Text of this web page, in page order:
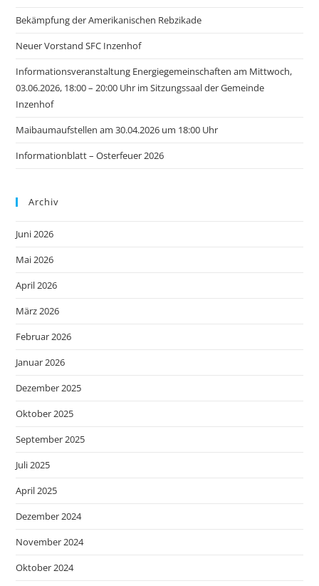
Bekämpfung der Amerikanischen Rebzikade
Neuer Vorstand SFC Inzenhof
Informationsveranstaltung Energiegemeinschaften am Mittwoch,
03.06.2026, 18:00 – 20:00 Uhr im Sitzungssaal der Gemeinde
Inzenhof
Maibaumaufstellen am 30.04.2026 um 18:00 Uhr
Informationblatt – Osterfeuer 2026
Archiv
Juni 2026
Mai 2026
April 2026
März 2026
Februar 2026
Januar 2026
Dezember 2025
Oktober 2025
September 2025
Juli 2025
April 2025
Dezember 2024
November 2024
Oktober 2024